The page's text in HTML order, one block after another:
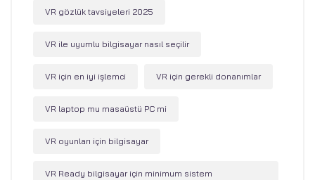
VR gözlük tavsiyeleri 2025
VR ile uyumlu bilgisayar nasıl seçilir
VR için en iyi işlemci VR için gerekli donanımlar
VR laptop mu masaüstü PC mi
VR oyunları için bilgisayar
VR Ready bilgisayar için minimum sistem